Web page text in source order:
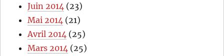
Juin 2014 (23)
Mai 2014 (21)
Avril 2014 (25)
Mars 2014 (25)